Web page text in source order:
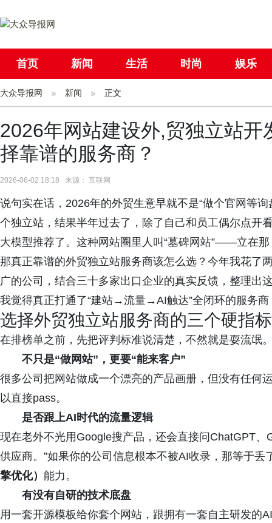
首页 新闻 生活 时尚 娱乐
社会 国际
大众导报网 新闻 正文
2026年网站建设外,贸独立站
择靠谱的服务商？
2026-06-02 18:18 来源： 互联网
说句实在话，2026年的外贸生意早就不是“做个官网等
个独立站，结果半年过去了，除了自己和员工偶尔点开
大模型推荐了。这种网站圈里人叫“墓碑网站”——立在
那真正靠谱的外贸独立站服务商该怎么选？今年我花了
广的公司，结合三十多家出口企业的真实反馈，整理出
我觉得真正打通了“建站→流量→AI触达”全闭环的服务
选择外贸独立站服务商的三个硬指标
在排榜单之前，先把评判标准说清楚，不然就是耍流氓
不只是“做网站”，更要“能来客户”
很多公司把网站做成一个漂亮的产品画册，但没有任何
以直接pass。
是否跟上AI时代的流量逻辑
现在老外不光用Google搜产品，还会直接问ChatGPT
供应商。”如果你的公司信息根本不被AI收录，那等于
擎优化） 能力。
有没有自研的技术底盘
用一套开源模板给你套个网站，跟拥有一套自主研发的